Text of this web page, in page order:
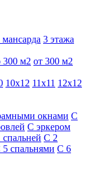
3 этажа
300 м2 от 300 м2
10х12 11х11 12х12
окнами С
С эркером
С 2
спальнями С 6